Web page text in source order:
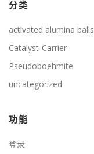
分类
activated alumina balls
Catalyst-Carrier
Pseudoboehmite
uncategorized
功能
登录